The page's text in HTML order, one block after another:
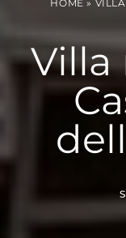
HOME »
Villa